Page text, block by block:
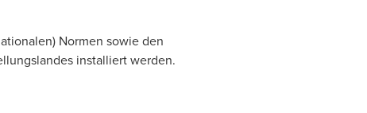
Normen sowie den
installiert werden.